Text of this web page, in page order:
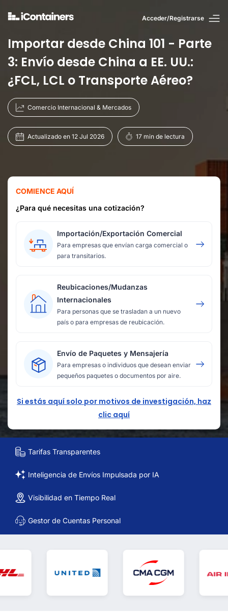
Acceder/Registrarse
Importar desde China 101 - Parte
3: Envío desde China a EE. UU.:
¿FCL, LCL o Transporte Aéreo?
Comercio Internacional & Mercados
Actualizado en 12 Jul 2026 17 min de lectura
COMIENCE AQUÍ
¿Para qué necesitas una cotización?
Importación/Exportación Comercial
Para empresas que envían carga comercial o
para transitarios.
Reubicaciones/Mudanzas
Internacionales
Para personas que se trasladan a un nuevo
país o para empresas de reubicación.
Envío de Paquetes y Mensajería
Para empresas o individuos que desean enviar
pequeños paquetes o documentos por aire.
Si estás aquí solo por motivos de investigación, haz
clic aquí
Tarifas Transparentes
Inteligencia de Envíos Impulsada por IA
Visibilidad en Tiempo Real
Gestor de Cuentas Personal